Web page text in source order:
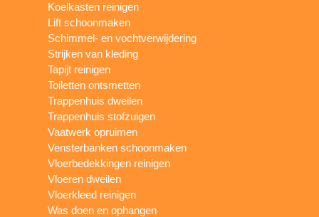
Koelkasten reinigen
Lift schoonmaken
Schimmel- en vochtverwijdering
Strijken van kleding
Tapijt reinigen
Toiletten ontsmetten
Trappenhuis dweilen
Trappenhuis stofzuigen
Vaatwerk opruimen
Vensterbanken schoonmaken
Vloerbedekkingen reinigen
Vloeren dweilen
Vloerkleed reinigen
Was doen en ophangen